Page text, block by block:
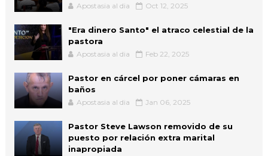
Apostasia al dia Oct 12, 2025
"Era dinero Santo" el atraco celestial de la
pastora
Apostasia al dia Feb 22, 2025
Pastor en cárcel por poner cámaras en
baños
Apostasia al dia Jan 06, 2025
Pastor Steve Lawson removido de su
puesto por relación extra marital
inapropiada